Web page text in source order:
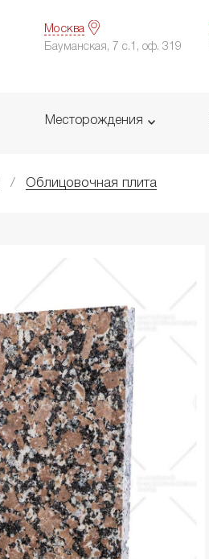
Москва
Бауманская, 7 с.1, оф. 319
Месторождения
Облицовочная плита